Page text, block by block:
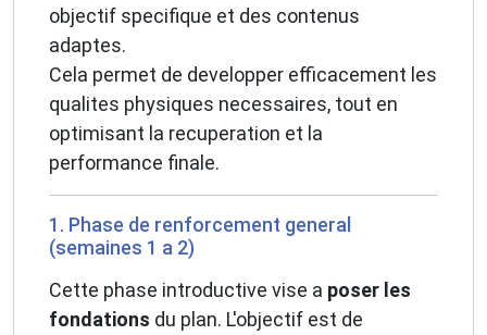
objectif specifique et des contenus
adaptes.
Cela permet de developper efficacement les
qualites physiques necessaires, tout en
optimisant la recuperation et la
performance finale.
1. Phase de renforcement general
(semaines 1 a 2)
Cette phase introductive vise a poser les
fondations du plan. L'objectif est de